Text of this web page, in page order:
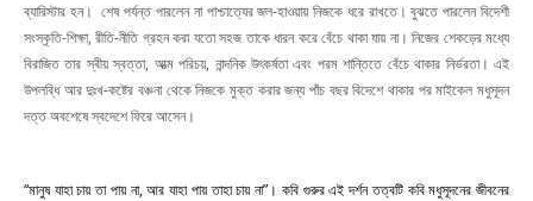
ব্যারিস্টার হন। শেষ পর্যন্ত পারলেন না পাশ্চাত্যের জল-হাওয়ায় নিজকে ধরে রাখতে। বুঝতে পারলেন বিদেশী
সংস্কৃতি-শিক্ষা, রীতি-নীতি গ্রহন করা যতো সহজ তাকে ধারন করে বেঁচে থাকা যায় না। নিজের শেকড়ের মধ্যে
বিরাজিত তার স্বীয় স্বত্তা, আত্ম পরিচয়, নান্দনিক উৎকর্ষতা এবং পরম শান্তিতে বেঁচে থাকার নির্ভরতা। এই
উপলব্ধি আর দুঃখ-কষ্টের বঞ্চনা থেকে নিজকে মুক্ত করার জন্য পাঁচ বছর বিদেশে থাকার পর মাইকেল মধুসূদন
দত্ত অবশেষে স্বদেশে ফিরে আসেন।
“মানুষ যাহা চায় তা পায় না, আর যাহা পায় তাহা চায় না”। কবি গুরুর এই দর্শন তত্বটি কবি মধুসূদনের জীবনের